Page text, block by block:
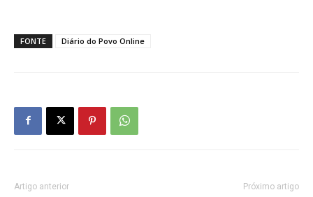
FONTE Diário do Povo Online
Artigo anterior Próximo artigo